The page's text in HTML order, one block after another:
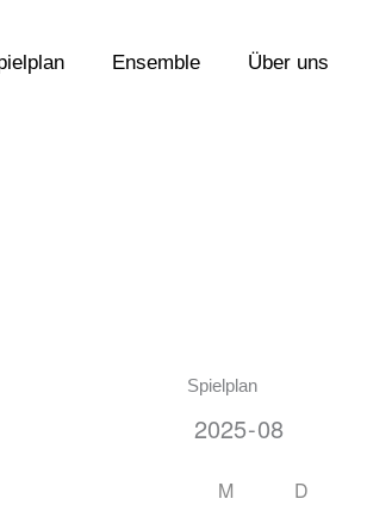
Ensemble Über uns
Spielplan
M D